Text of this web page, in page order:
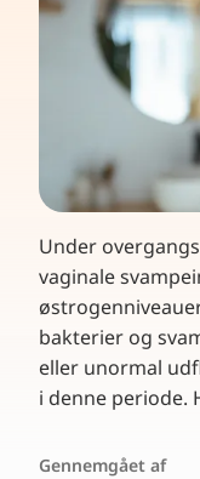
Under
vaginale
bakterier og
eller unormal
i denne periode.
Gennemgået af